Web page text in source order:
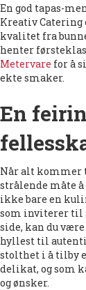
En god tapas-
Kreativ Catering
kvalitet fra
henter
Metervare for å
ekte smaker.
En
Når alt kommer
strålende måte
ikke bare en
som inviterer til
side, kan du
hyllest til
stolthet i å tilby
delikat, og som
og ønsker.